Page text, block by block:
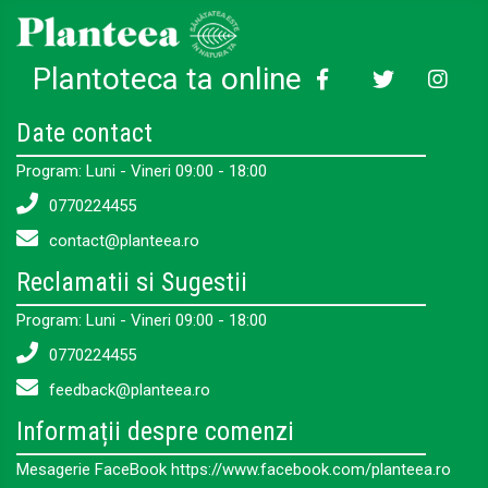
Plantoteca ta online
Date contact
Program: Luni - Vineri 09:00 - 18:00
0770224455
contact@planteea.ro
Reclamatii si Sugestii
Program: Luni - Vineri 09:00 - 18:00
0770224455
feedback@planteea.ro
Informații despre comenzi
Mesagerie FaceBook https://www.facebook.com/planteea.ro